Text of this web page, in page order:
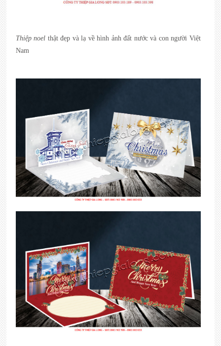
Thiệp noel thật đẹp và lạ về hình ảnh đất nước và con người Việt
Nam